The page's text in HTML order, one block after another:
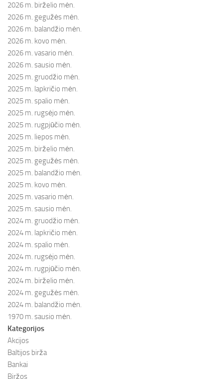
2026 m. birželio mėn.
2026 m. gegužės mėn.
2026 m. balandžio mėn.
2026 m. kovo mėn.
2026 m. vasario mėn.
2026 m. sausio mėn.
2025 m. gruodžio mėn.
2025 m. lapkričio mėn.
2025 m. spalio mėn.
2025 m. rugsėjo mėn.
2025 m. rugpjūčio mėn.
2025 m. liepos mėn.
2025 m. birželio mėn.
2025 m. gegužės mėn.
2025 m. balandžio mėn.
2025 m. kovo mėn.
2025 m. vasario mėn.
2025 m. sausio mėn.
2024 m. gruodžio mėn.
2024 m. lapkričio mėn.
2024 m. spalio mėn.
2024 m. rugsėjo mėn.
2024 m. rugpjūčio mėn.
2024 m. birželio mėn.
2024 m. gegužės mėn.
2024 m. balandžio mėn.
1970 m. sausio mėn.
Kategorijos
Akcijos
Baltijos birža
Bankai
Biržos